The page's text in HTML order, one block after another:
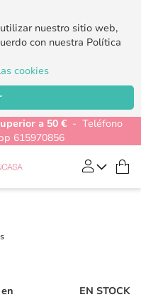
nuestro sitio web,
con nuestra Política
cookies
a 50 €- Teléfono
615970856
EN STOCK